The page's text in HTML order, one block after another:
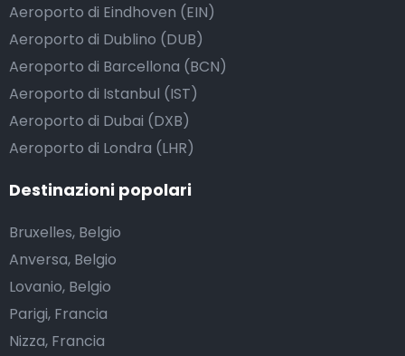
Aeroporto di Eindhoven (EIN)
Aeroporto di Dublino (DUB)
Aeroporto di Barcellona (BCN)
Aeroporto di Istanbul (IST)
Aeroporto di Dubai (DXB)
Aeroporto di Londra (LHR)
Destinazioni popolari
Bruxelles, Belgio
Anversa, Belgio
Lovanio, Belgio
Parigi, Francia
Nizza, Francia